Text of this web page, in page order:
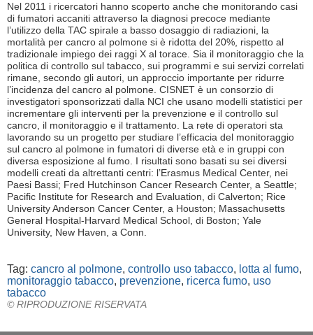
Nel 2011 i ricercatori hanno scoperto anche che monitorando casi
di fumatori accaniti attraverso la diagnosi precoce mediante
l’utilizzo della TAC spirale a basso dosaggio di radiazioni, la
mortalità per cancro al polmone si è ridotta del 20%, rispetto al
tradizionale impiego dei raggi X al torace. Sia il monitoraggio che la
politica di controllo sul tabacco, sui programmi e sui servizi correlati
rimane, secondo gli autori, un approccio importante per ridurre
l’incidenza del cancro al polmone. CISNET è un consorzio di
investigatori sponsorizzati dalla NCI che usano modelli statistici per
incrementare gli interventi per la prevenzione e il controllo sul
cancro, il monitoraggio e il trattamento. La rete di operatori sta
lavorando su un progetto per studiare l’efficacia del monitoraggio
sul cancro al polmone in fumatori di diverse età e in gruppi con
diversa esposizione al fumo. I risultati sono basati su sei diversi
modelli creati da altrettanti centri: l’Erasmus Medical Center, nei
Paesi Bassi; Fred Hutchinson Cancer Research Center, a Seattle;
Pacific Institute for Research and Evaluation, di Calverton; Rice
University Anderson Cancer Center, a Houston; Massachusetts
General Hospital-Harvard Medical School, di Boston; Yale
University, New Haven, a Conn.
Tag: cancro al polmone, controllo uso tabacco, lotta al fumo,
monitoraggio tabacco, prevenzione, ricerca fumo, uso
tabacco
© RIPRODUZIONE RISERVATA